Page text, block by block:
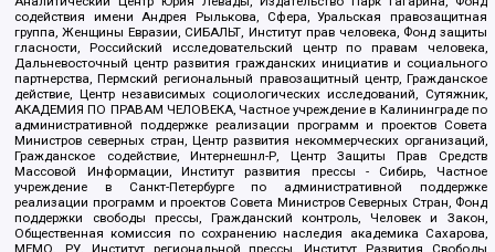
содействия имени Андрея Рылькова, Сфера, Уральская правозащитная
группа, Женщины Евразии, СИБАЛЬТ, Институт прав человека, Фонд защиты
гласности, Российский исследовательский центр по правам человека,
Дальневосточный центр развития гражданских инициатив и социального
партнерства, Пермский региональный правозащитный центр, Гражданское
действие, Центр независимых социологических исследований, Сутяжник,
АКАДЕМИЯ ПО ПРАВАМ ЧЕЛОВЕКА, Частное учреждение в Калининграде по
административной поддержке реализации программ и проектов Совета
Министров северных стран, Центр развития некоммерческих организаций,
Гражданское содействие, Интернешнл-Р, Центр Защиты Прав Средств
Массовой Информации, Институт развития прессы - Сибирь, Частное
учреждение в Санкт-Петербурге по административной поддержке
реализации программ и проектов Совета Министров Северных Стран, Фонд
поддержки свободы прессы, Гражданский контроль, Человек и Закон,
Общественная комиссия по сохранению наследия академика Сахарова,
МЕМО. РУ, Институт региональной прессы, Институт Развития Свободы